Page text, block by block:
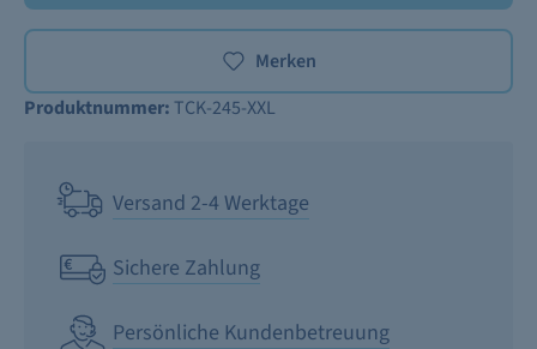
Merken
Produktnummer: TCK-245-XXL
Versand 2-4 Werktage
Sichere Zahlung
Persönliche Kundenbetreuung